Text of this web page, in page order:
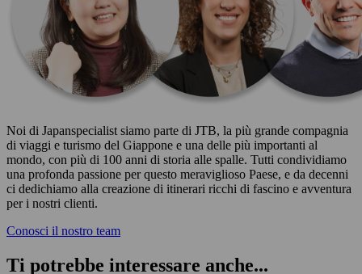
Noi di Japanspecialist siamo parte di JTB, la più grande compagnia
di viaggi e turismo del Giappone e una delle più importanti al
mondo, con più di 100 anni di storia alle spalle. Tutti condividiamo
una profonda passione per questo meraviglioso Paese, e da decenni
ci dedichiamo alla creazione di itinerari ricchi di fascino e avventura
per i nostri clienti.
Conosci il nostro team
Ti potrebbe interessare anche...